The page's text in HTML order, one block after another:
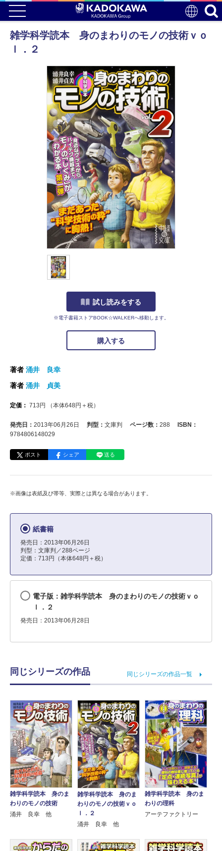
雑学科学読本 身のまわりのモノの技術ｖｏ
ｌ．２
試し読みをする
※電子書籍ストアBOOK☆WALKERへ移動します。
購入する
著者 涌井 良幸
著者 涌井 貞美
定価： 713 円 （本体648円＋税）
発売日： 2013年06月26日 判型： 文庫判 ページ数： 288
ISBN：
9784806148029
ポスト シェア 送る
※画像は表紙及び帯等、実際とは異なる場合があります。
紙書籍
発売日：2013年06月26日
判型：文庫判／288ページ
定価：713円（本体648円＋税）
電子版：雑学科学読本 身のまわりのモノの技術ｖｏ
ｌ．２
発売日：2013年06月28日
同じシリーズの作品 同じシリーズの作品一覧
雑学科学読本 身のま
わりのモノの技術
涌井 良幸 他
雑学科学読本 身のま
わりのモノの技術ｖｏ
ｌ．２
涌井 良幸 他
雑学科学読本 身のま
わりの理科
アーテファクトリー